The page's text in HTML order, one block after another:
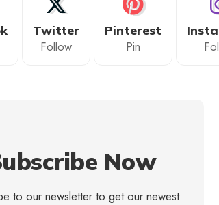
Twitter
Follow
Pinterest
Pin
Now
to our newsletter to get our newest